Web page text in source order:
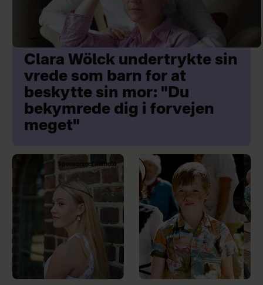
Clara Wölck undertrykte sin
vrede som barn for at
beskytte sin mor: "Du
bekymrede dig i forvejen
meget"
Sponsoreret indhold